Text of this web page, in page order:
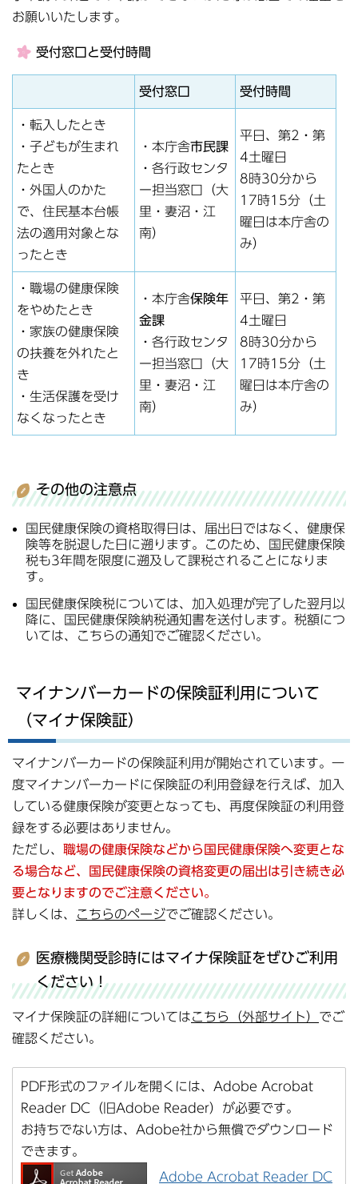
お願いいたします。
受付窓口と受付時間
受付窓口 受付時間
・転入したとき
・子どもが生まれ
たとき
・外国人のかた
で、住民基本台帳
法の適用対象とな
ったとき
・本庁舎市民課
・各行政センタ
ー担当窓口（大
里・妻沼・江
南）
平日、第2・第
4土曜日
8時30分から
17時15分（土
曜日は本庁舎の
み）
・職場の健康保険
をやめたとき
・家族の健康保険
の扶養を外れたと
き
・生活保護を受け
なくなったとき
・本庁舎保険年
金課
・各行政センタ
ー担当窓口（大
里・妻沼・江
南）
平日、第2・第
4土曜日
8時30分から
17時15分（土
曜日は本庁舎の
み）
その他の注意点
国民健康保険の資格取得日は、届出日ではなく、健康保
険等を脱退した日に遡ります。このため、国民健康保険
税も3年間を限度に遡及して課税されることになりま
す。
国民健康保険税については、加入処理が完了した翌月以
降に、国民健康保険納税通知書を送付します。税額につ
いては、こちらの通知でご確認ください。
マイナンバーカードの保険証利用について
（マイナ保険証）
マイナンバーカードの保険証利用が開始されています。一
度マイナンバーカードに保険証の利用登録を行えば、加入
している健康保険が変更となっても、再度保険証の利用登
録をする必要はありません。
ただし、 職場の健康保険などから国民健康保険へ変更とな
る場合など、国民健康保険の資格変更の届出は引き続き必
要となりますのでご注意ください。
詳しくは、
こちらのページでご確認ください。
医療機関受診時にはマイナ保険証をぜひご利用
ください！
マイナ保険証の詳細についてはこちら（外部サイト） でご
確認ください。
PDF形式のファイルを開くには、Adobe Acrobat
Reader DC（旧Adobe Reader）が必要です。
お持ちでない方は、Adobe社から無償でダウンロード
できます。
Adobe Acrobat Reader DC